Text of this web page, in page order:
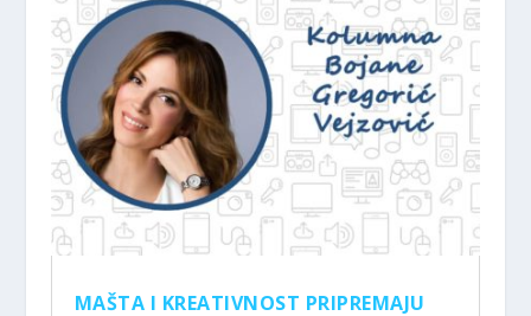
MAŠTA I KREATIVNOST PRIPREMAJU